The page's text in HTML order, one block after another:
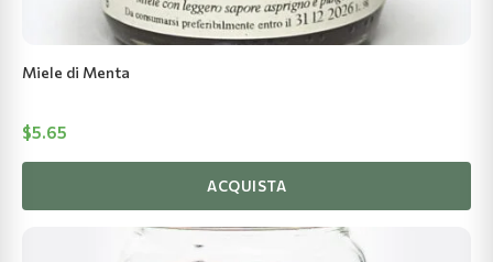
Miele di Menta
$5.65
ACQUISTA